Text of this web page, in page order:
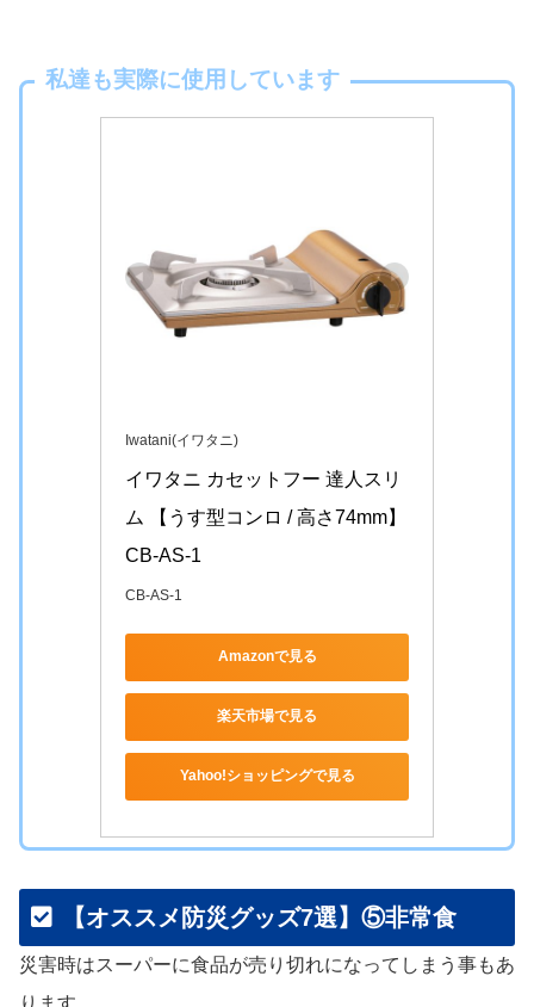
私達も実際に使用しています
Iwatani(イワタニ)
イワタニ カセットフー 達人スリ
ム 【うす型コンロ / 高さ74mm】
CB-AS-1
CB-AS-1
Amazonで見る
楽天市場で見る
Yahoo!ショッピングで見る
【オススメ防災グッズ7選】⑤非常食
災害時はスーパーに食品が売り切れになってしまう事もあ
ります。